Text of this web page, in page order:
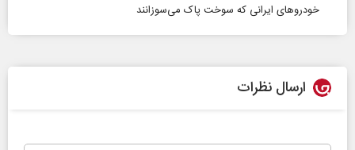
خودروهای ایرانی که سوخت پاک می‌سوزانند
ارسال نظرات